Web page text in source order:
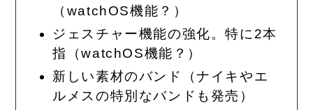
（watchOS機能？）
ジェスチャー機能の強化。特に2本
指（watchOS機能？）
新しい素材のバンド（ナイキやエ
ルメスの特別なバンドも発売）